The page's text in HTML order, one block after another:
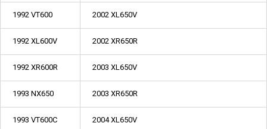
1992 VT600 2002 XL650V
1992 XL600V 2002 XR650R
1992 XR600R 2003 XL650V
1993 NX650 2003 XR650R
1993 VT600C 2004 XL650V